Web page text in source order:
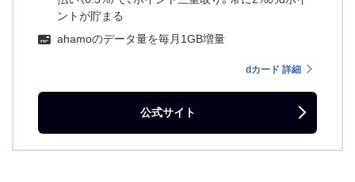
ントが貯まる
ahamoのデータ量を毎月1GB増量
dカード 詳細
公式サイト